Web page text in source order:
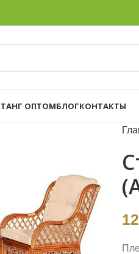
ОПТОМБЛОГКОНТАКТЫ